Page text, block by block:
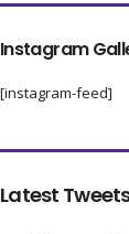
Instagram
[instagram-feed]
Latest